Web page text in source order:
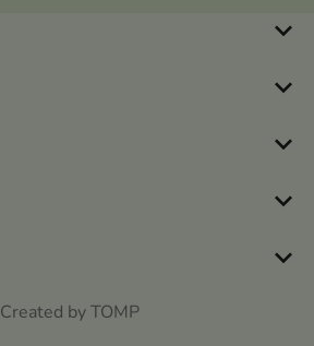
keyboard_arrow_down
keyboard_arrow_down
keyboard_arrow_down
keyboard_arrow_down
keyboard_arrow_down
Created by TOMP